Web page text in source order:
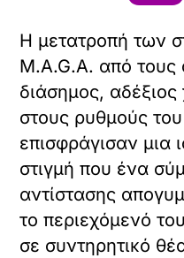
Η μετατροπή των
M.A.G.A. από τους
διάσημος,
στους ρυθμούς
επισφράγισαν μια
στιγμή που ένα
αντίστασης
το περιεχόμενό
σε συντηρητικό